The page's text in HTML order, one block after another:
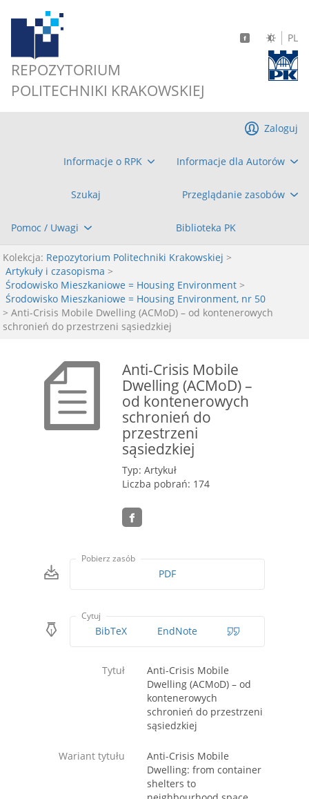
REPOZYTORIUM
POLITECHNIKI KRAKOWSKIEJ
PL
Informacje o RPK Informacje dla Autorów
Szukaj Przeglądanie zasobów
Pomoc / Uwagi Biblioteka PK
Zaloguj
Kolekcja: Repozytorium Politechniki Krakowskiej >
Artykuły i czasopisma >
Środowisko Mieszkaniowe = Housing Environment >
Środowisko Mieszkaniowe = Housing Environment, nr 50
> Anti-Crisis Mobile Dwelling (ACMoD) – od kontenerowych
schronień do przestrzeni sąsiedzkiej
Anti-Crisis Mobile
Dwelling (ACMoD) –
od kontenerowych
schronień do
przestrzeni
sąsiedzkiej
Typ: Artykuł
Liczba pobrań: 174
Pobierz zasób
PDF
Cytuj
BibTeX EndNote
Tytuł
Anti-Crisis Mobile
Dwelling (ACMoD) – od
kontenerowych
schronień do przestrzeni
sąsiedzkiej
Wariant tytułu
Anti-Crisis Mobile
Dwelling: from container
shelters to